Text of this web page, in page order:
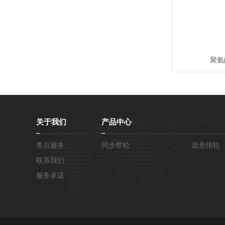
聚
关于我们
售后服务
联系我们
服务承诺
产品中心
同步带轮 齿形惰轮